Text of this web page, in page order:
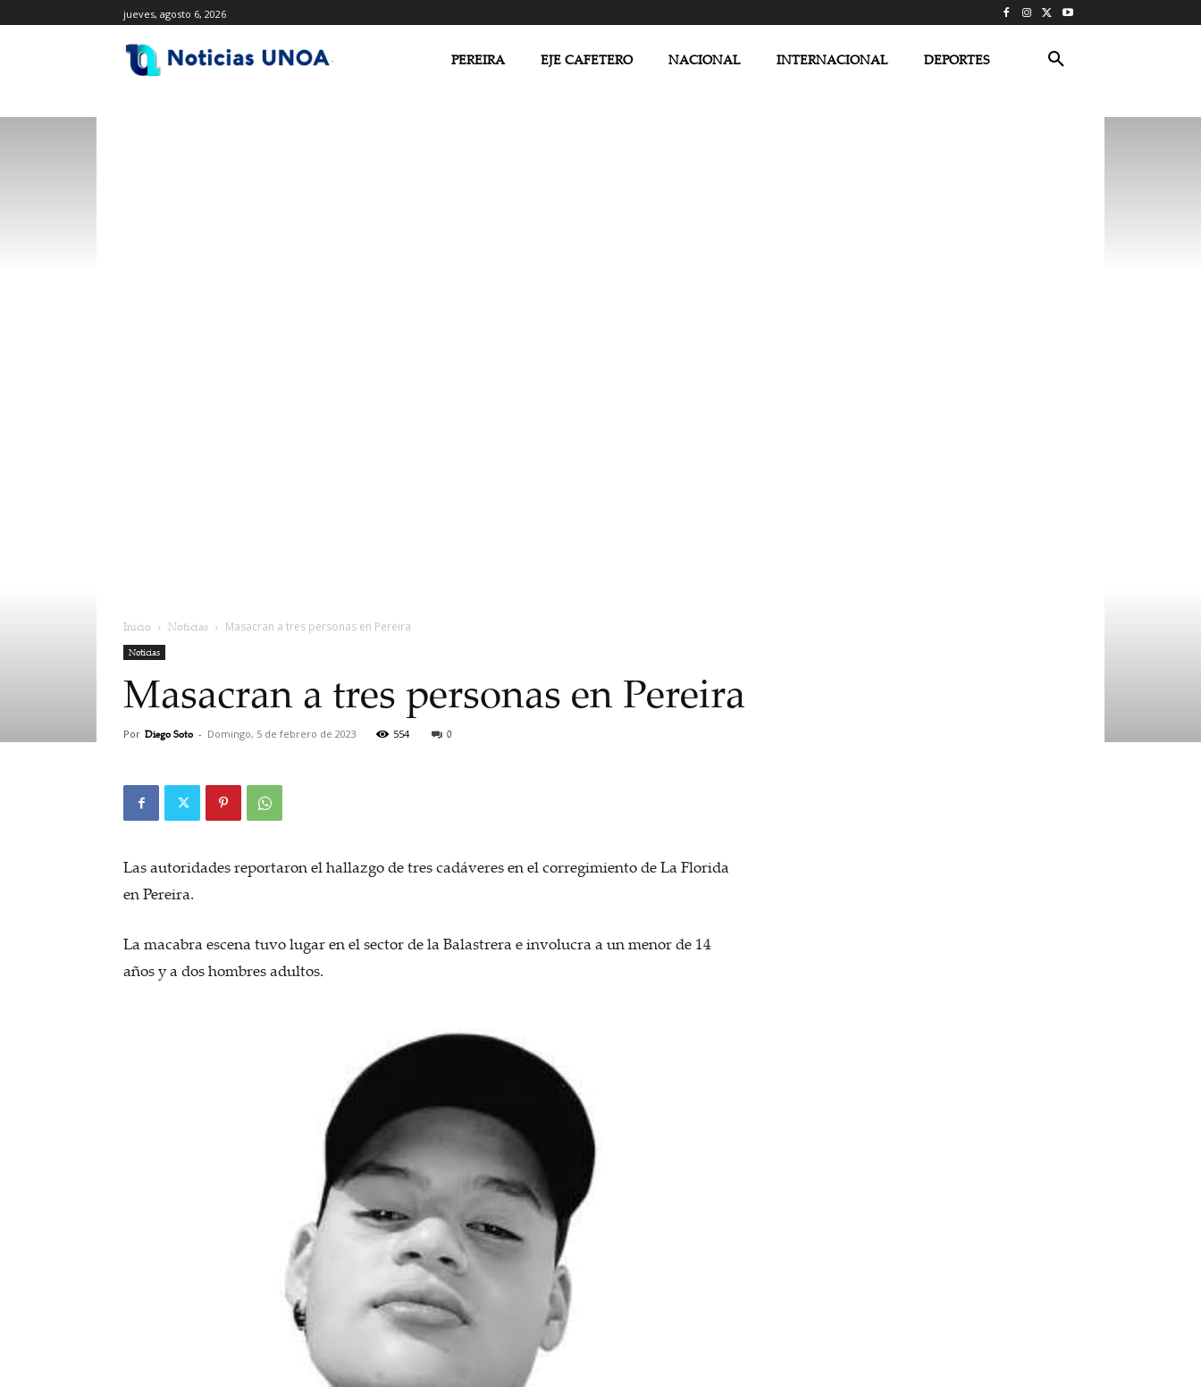
jueves, agosto 6, 2026
PEREIRA EJE CAFETERO NACIONAL INTERNACIONAL DEPORTES
Inicio Noticias Masacran a tres personas en Pereira
Noticias
Masacran a tres personas en Pereira
Por Diego Soto - Domingo, 5 de febrero de 2023 554 0
Las autoridades reportaron el hallazgo de tres cadáveres en el corregimiento de La Florida
en Pereira.
La macabra escena tuvo lugar en el sector de la Balastrera e involucra a un menor de 14
años y a dos hombres adultos.